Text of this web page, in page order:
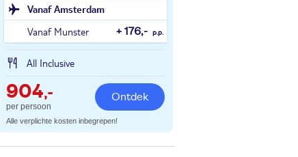
Vanaf Amsterdam
Vanaf Munster
+ 176,- p.p.
All Inclusive
904,-
per persoon
Ontdek
Alle verplichte kosten inbegrepen!